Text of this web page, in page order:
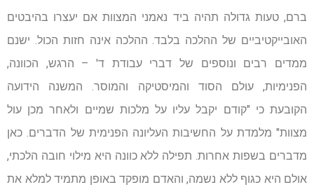
ברם, טעות גדולה תהיה ביד נאמני המצוות אם יעצרו בהיבטים
האובייקטיביים של ההלכה בלבד. ההלכה אינה חזות הכול. ישנם
ממדים רבים ונוספים של דברי עבודת ד' – הרגש, הכוונה,
הפנימיות, עולם הסוד והמיסטיקה והמוסר. המשנה הידועה
הקובעת כי "קודם יקבל עליו על מלכות שמיים ולאחר מכן עול
מצוות" מלמדת על החשיבות העליונה הפנימית של הדברים. כאן
מדברים בשפות אחרות. תפילה ללא כוונה היא מילוי חובה הלכתי,
אולם היא כגוף ללא נשמה, והאדם מופקד באופן מתמיד למלא את